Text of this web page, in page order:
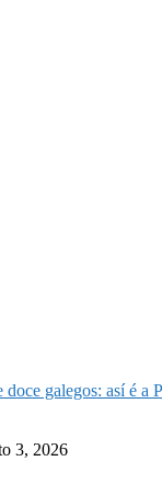
doce galegos: así é
3, 2026